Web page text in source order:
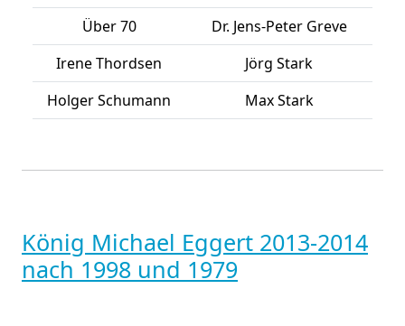
Über 70
Dr. Jens-Peter Greve
Irene Thordsen
Jörg Stark
Holger Schumann
Max Stark
König Michael Eggert 2013-2014
nach 1998 und 1979